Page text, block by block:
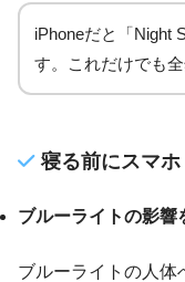
iPhoneだと「Night
す。これだけでも全
寝る前にスマ
ブルーライトの影響
ブルーライトの人体